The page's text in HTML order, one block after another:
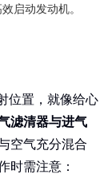
启动发动机。
位置，就像给心
滤清器与进气
空气充分混合
时需注意：